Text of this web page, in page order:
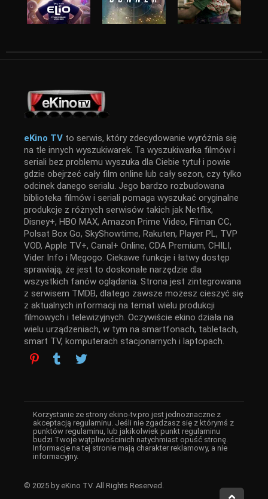
eKino TV to serwis, który zdecydowanie wyróżnia się
na tle innych wyszukiwarek. Ta wyszukiwarka filmów i
seriali bez problemu wyszuka dla Ciebie tytuł i powie
gdzie obejrzeć cały film online lub cały sezon, czy tylko
odcinek danego serialu. Jego bardzo rozbudowana
biblioteka filmów i seriali pomaga wyszukać oryginalne
produkcje z różnych serwisów takich jak Netflix,
Disney+, HBO MAX, Amazon Prime Video, Filman CC,
Polsat Box Go, SkyShowtime, Rakuten, Player PL, TVP
VOD, Apple TV+, Canal+ Online, CDA Premium, CHILI,
Vider Info i Megogo. Ciekawe funkcje i łatwy dostęp
sprawiają, że jest to doskonałe narzędzie dla
wszystkich fanów oglądania. Strona jest zintegrowana
z serwisem TMDB, dlatego zawsze możesz cieszyć się
z aktualnych informacji na temat wielu produkcji
filmowych i telewizyjnych. Oczywiście ekino działa na
wielu urządzeniach, w tym na smartfonach, tabletach,
smart TV, komputerach stacjonarnych i laptopach.
Korzystanie ze strony ekino-tv.pro jest jednoznaczne z
akceptacją regulaminu. Jeśli nie zgadzasz się z którymś z
punktów regulaminu, lub jakikolwiek punkt regulaminu
budzi Twoje wątpliwościnich natychmiast opuść stronę.
Informacje na tej stronie mają charakter reklamowy, a nie
informacyjny.
© 2025 by eKino TV. All Rights Reserved.